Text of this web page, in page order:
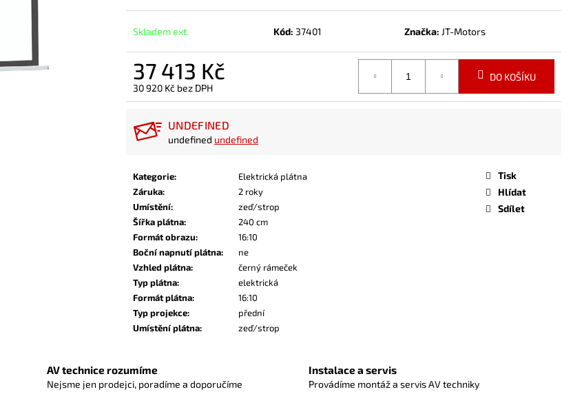
Skladem ext. Kód: 37401 Značka: JT-Motors
37 413 Kč
30 920 Kč bez DPH
Měrná
DO KOŠÍKU
UNDEFINED
undefined undefined
Kategorie:
Elektrická plátna
Záruka:
2 roky
Umístění:
zeď/strop
Šířka plátna:
240 cm
Formát obrazu:
16:10
Boční napnutí plátna:
ne
Vzhled plátna:
černý rámeček
Typ plátna:
elektrická
Formát plátna:
16:10
Typ projekce:
přední
Umístění plátna: zeď/strop
Tisk
Hlídat
Sdílet
AV technice rozumíme
Nejsme jen prodejci, poradíme a doporučíme
Instalace a servis
Provádíme montáž a servis AV techniky